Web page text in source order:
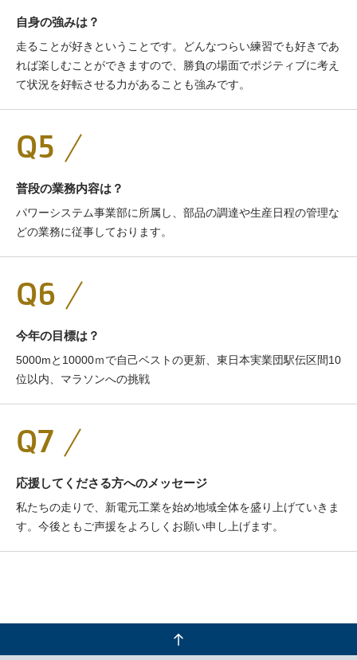
自身の強みは？
走ることが好きということです。どんなつらい練習でも好きであ
れば楽しむことができますので、勝負の場面でポジティブに考え
て状況を好転させる力があることも強みです。
Q5
普段の業務内容は？
パワーシステム事業部に所属し、部品の調達や生産日程の管理な
どの業務に従事しております。
Q6
今年の目標は？
5000mと10000ｍで自己ベストの更新、東日本実業団駅伝区間10
位以内、マラソンへの挑戦
Q7
応援してくださる方へのメッセージ
私たちの走りで、新電元工業を始め地域全体を盛り上げていきま
す。今後ともご声援をよろしくお願い申し上げます。